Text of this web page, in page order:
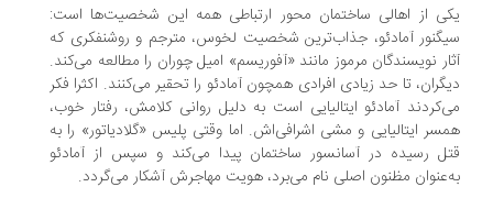
از اهالی ساختمان محور ارتباطی همه این شخصیت‌ها است:
آمادئو، جذاب‌ترین شخصیت لخوس، مترجم و روشنفکری که
نویسندگان مرموز مانند «آفوریسم» امیل چوران را مطالعه می‌کند.
تا حد زیادی افرادی همچون آمادئو را تحقیر می‌کنند. اکثرا فکر
آمادئو ایتالیایی است به دلیل روانی کلامش، رفتار خوب،
ایتالیایی و مشی اشرافی‌اش. اما وقتی پلیس «گلادیاتور» را به
رسیده در آسانسور ساختمان پیدا می‌کند و سپس از آمادئو
مظنون اصلی نام می‌برد، هویت مهاجرش آشکار می‌گردد.